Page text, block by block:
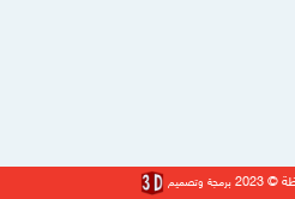
2023 برمجة وتصميم